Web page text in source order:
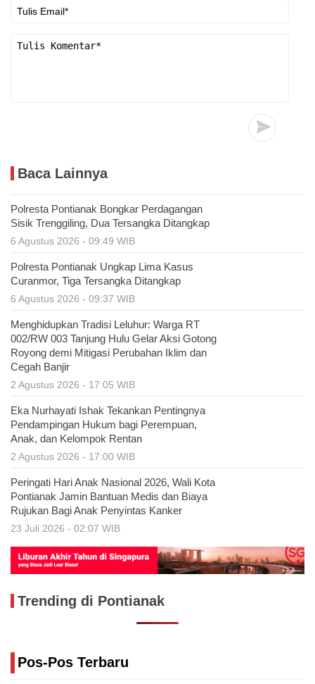
Baca Lainnya
Polresta Pontianak Bongkar Perdagangan
Sisik Trenggiling, Dua Tersangka Ditangkap
6 Agustus 2026 - 09:49 WIB
Polresta Pontianak Ungkap Lima Kasus
Curanmor, Tiga Tersangka Ditangkap
6 Agustus 2026 - 09:37 WIB
Menghidupkan Tradisi Leluhur: Warga RT
002/RW 003 Tanjung Hulu Gelar Aksi Gotong
Royong demi Mitigasi Perubahan Iklim dan
Cegah Banjir
2 Agustus 2026 - 17:05 WIB
Eka Nurhayati Ishak Tekankan Pentingnya
Pendampingan Hukum bagi Perempuan,
Anak, dan Kelompok Rentan
2 Agustus 2026 - 17:00 WIB
Peringati Hari Anak Nasional 2026, Wali Kota
Pontianak Jamin Bantuan Medis dan Biaya
Rujukan Bagi Anak Penyintas Kanker
23 Juli 2026 - 02:07 WIB
Trending di Pontianak
Pos-Pos Terbaru